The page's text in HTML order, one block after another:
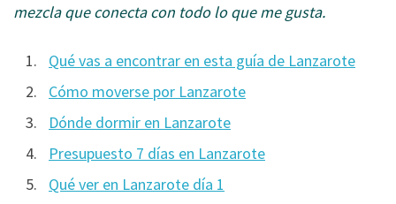
mezcla que conecta con todo lo que me gusta.
Qué vas a encontrar en esta guía de Lanzarote
Cómo moverse por Lanzarote
Dónde dormir en Lanzarote
Presupuesto 7 días en Lanzarote
Qué ver en Lanzarote día 1